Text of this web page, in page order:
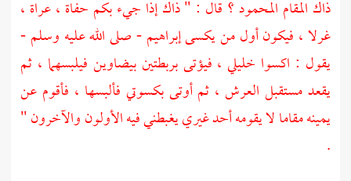
ذاك المقام المحمود ؟ قال : " ذاك إذا جيء بكم حفاة ، عراة ،
غرلا ، فيكون أول من يكسىإبراهيم- صلى الله عليه وسلم -
يقول : اكسوا خليلي ، فيؤتى بربطتين بيضاوين فيلبسهما ، ثم
يقعد مستقبل العرش ، ثم أوتى بكسوتي فألبسها ، فأقوم عن
يمينه مقاما لا يقومه أحد غيري يغبطني فيه الأولون والآخرون "
.